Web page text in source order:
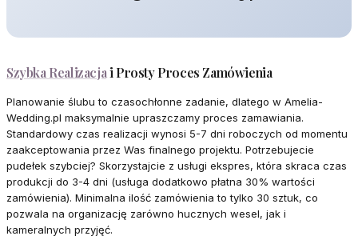
Szybka Realizacjai Prosty Proces Zamówienia
Planowanie ślubu to czasochłonne zadanie, dlatego w Amelia-
Wedding.pl maksymalnie upraszczamy proces zamawiania.
Standardowy czas realizacji wynosi 5-7 dni roboczych od momentu
zaakceptowania przez Was finalnego projektu. Potrzebujecie
pudełek szybciej? Skorzystajcie z usługi ekspres, która skraca czas
produkcji do 3-4 dni (usługa dodatkowo płatna 30% wartości
zamówienia). Minimalna ilość zamówienia to tylko 30 sztuk, co
pozwala na organizację zarówno hucznych wesel, jak i
kameralnych przyjęć.